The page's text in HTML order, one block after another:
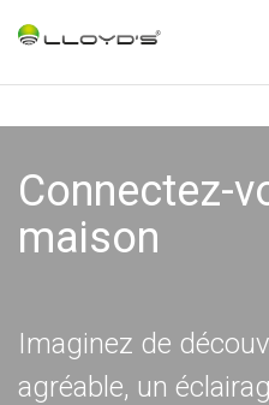
Connectez-
maison
Imaginez de
agréable, un